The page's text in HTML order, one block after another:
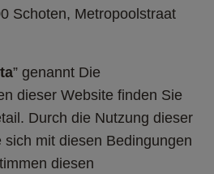
Schoten, Metropoolstraat
” genannt Die
dieser Website finden Sie
Durch die Nutzung dieser
mit diesen Bedingungen
diesen